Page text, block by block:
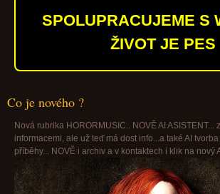
SPOLUPRACUJEME S
ŽIVOT JE PES
Co je nového ?
Nová rubrika HORORMUSIC.. NOVĚ AI ASISTENT...
informacemi, ale už teď má dost info...a také AI
příběhy... NOVĚ i archiv a v kontaktech i klik na nový